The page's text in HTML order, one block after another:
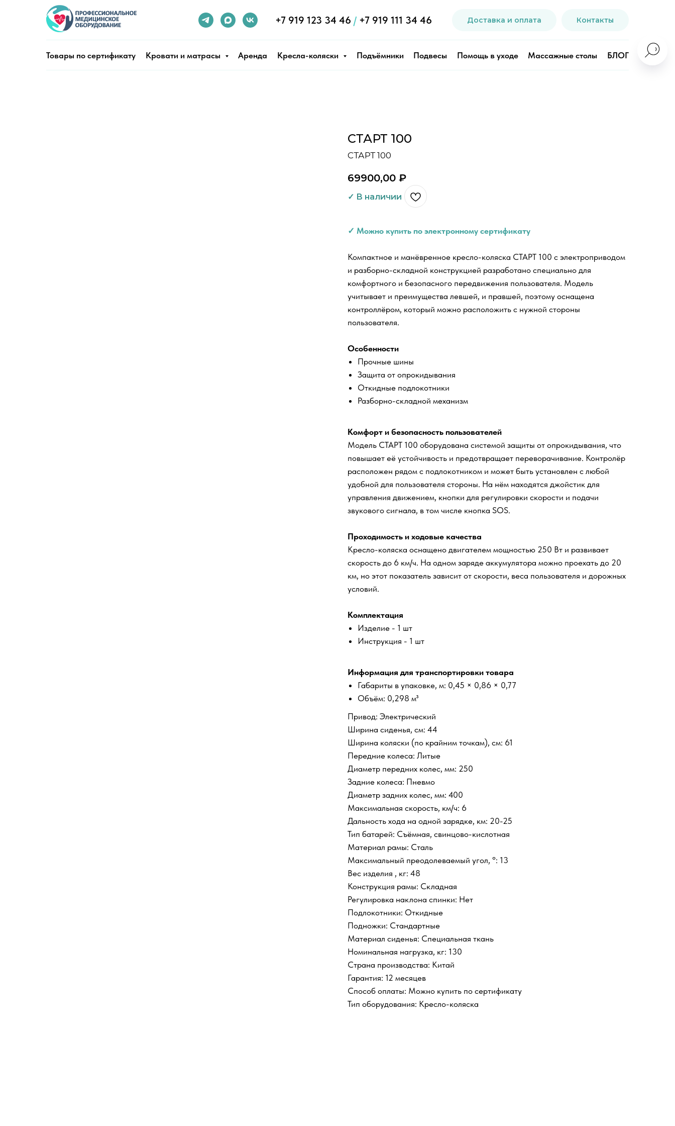
+7 919 123 34 46 / +7 919 111 34 46 Доставка и оплата Контакты
Товары по сертификату Кровати и матрасы Аренда Кресла-коляски Подъёмники Подвесы Помощь в уходе Массажные столы БЛОГ
СТАРТ 100
СТАРТ 100
69900,00 ₽
✓ Можно купить по электронному сертификату
Компактное и манёвренное кресло-коляска СТАРТ 100 с электроприводом
и разборно-складной конструкцией разработано специально для
комфортного и безопасного передвижения пользователя. Модель
учитывает и преимущества левшей, и правшей, поэтому оснащена
контроллёром, который можно расположить с нужной стороны
пользователя.
Особенности
Прочные шины
Защита от опрокидывания
Откидные подлокотники
Разборно-складной механизм
Комфорт и безопасность пользователей
Модель СТАРТ 100 оборудована системой защиты от опрокидывания, что
повышает её устойчивость и предотвращает переворачивание. Контролёр
расположен рядом с подлокотником и может быть установлен с любой
удобной для пользователя стороны. На нём находятся джойстик для
управления движением, кнопки для регулировки скорости и подачи
звукового сигнала, в том числе кнопка SOS.
Проходимость и ходовые качества
Кресло-коляска оснащено двигателем мощностью 250 Вт и развивает
скорость до 6 км/ч. На одном заряде аккумулятора можно проехать до 20
км, но этот показатель зависит от скорости, веса пользователя и дорожных
условий.
Комплектация
Изделие - 1 шт
Инструкция - 1 шт
Информация для транспортировки товара
Габариты в упаковке, м: 0,45 × 0,86 × 0,77
Объём: 0,298 м³
Привод: Электрический
Ширина сиденья, см: 44
Ширина коляски (по крайним точкам), см: 61
Передние колеса: Литые
Диаметр передних колес, мм: 250
Задние колеса: Пневмо
Диаметр задних колес, мм: 400
Максимальная скорость, км/ч: 6
Дальность хода на одной зарядке, км: 20-25
Тип батарей: Съёмная, свинцово-кислотная
Материал рамы: Сталь
Максимальный преодолеваемый угол, °: 13
Вес изделия , кг: 48
Конструкция рамы: Складная
Регулировка наклона спинки: Нет
Подлокотники: Откидные
Подножки: Стандартные
Материал сиденья: Специальная ткань
Номинальная нагрузка, кг: 130
Страна производства: Китай
Гарантия: 12 месяцев
Способ оплаты: Можно купить по сертификату
Тип оборудования: Кресло-коляска